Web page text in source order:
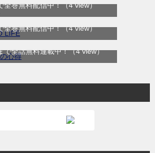
全巻無料配信中！（4 view）
｜全17巻完結！マンガParkで
全巻無料配信中！（4 view）
心得｜最新刊第3巻！マンガUP!
で全話無料連載中！（4 view）